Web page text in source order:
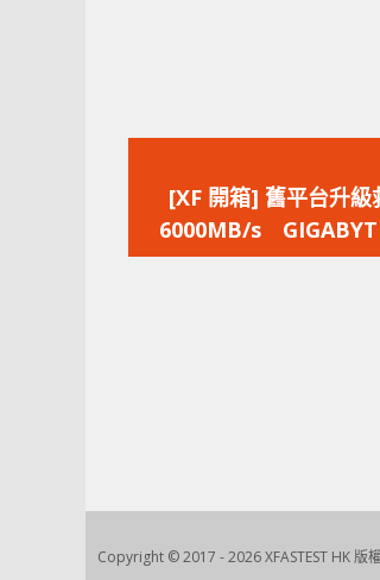
[XF 開箱] 舊平台升
6000MB/s
Copyright © 2017 - 2026 XFASTEST HK 版